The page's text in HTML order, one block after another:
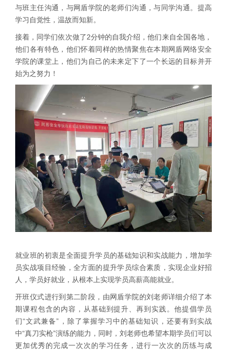
与班主任沟通，与网盾学院的老师们沟通，与同学沟通。提高
学习自觉性，温故而知新。
接着，同学们依次做了2分钟的自我介绍，他们来自全国各地，
他们各有特色，他们怀着同样的热情聚焦在本期网盾网络安全
学院的课堂上，他们为自己的未来定下了一个长远的目标并开
始为之努力！
就业班的初衷是全面提升学员的基础知识和实战能力，增加学
员实战项目经验，全方面的提升学员综合素质，实现企业好招
人，学员好就业，从根本上实现学员高薪高能就业。
开班仪式进行到第二阶段，由网盾学院的刘老师详细介绍了本
期课程包含的内容，从基础到提升、再到实践。他提倡学员
们“文武兼备”，除了掌握学习中的基础知识，还要有到实战
中“真刀实枪”演练的能力，同时，刘老师也希望本期学员们可以
更加优秀的完成一次次的学习任务，进行一次次的历练与成